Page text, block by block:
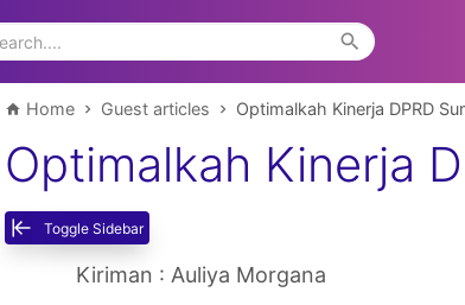
Home Guest articles Optimalkah Kinerja DPRD
Optimalkah Kinerja
Toggle Sidebar
Kiriman : Auliya Morgana